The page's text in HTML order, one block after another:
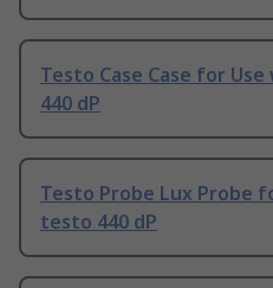
Testo Case Case for
440 dP
Testo Probe Lux Probe
testo 440 dP